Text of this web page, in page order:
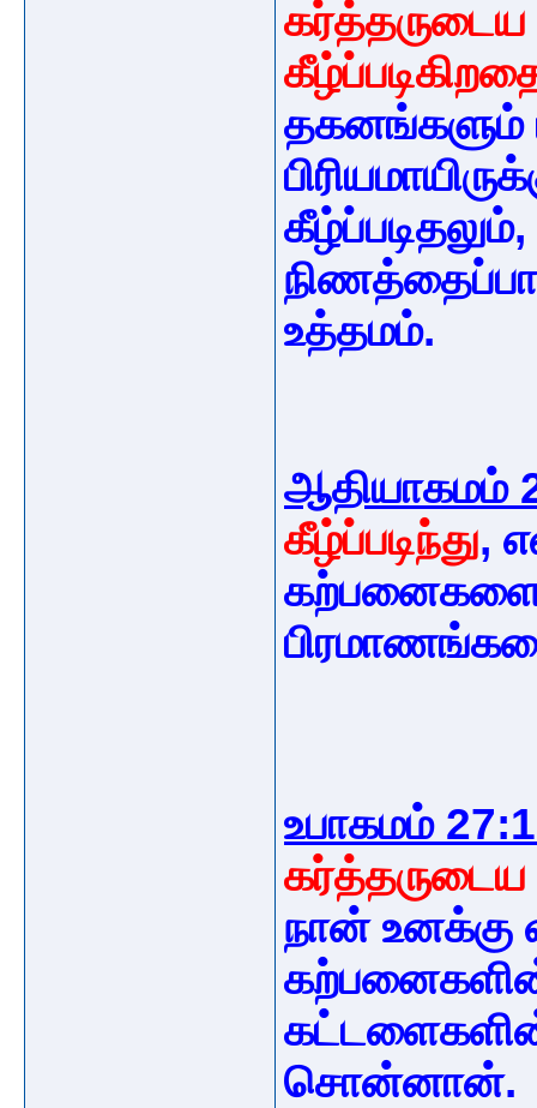
கர்த்தருடைய
தகனங்களும்
உத்தமம்.
ஆதியாகமம்
கீழ்ப்படிந்து,
உபாகமம்
கர்த்தருடைய
நான் உனக்கு
சொன்னான்.